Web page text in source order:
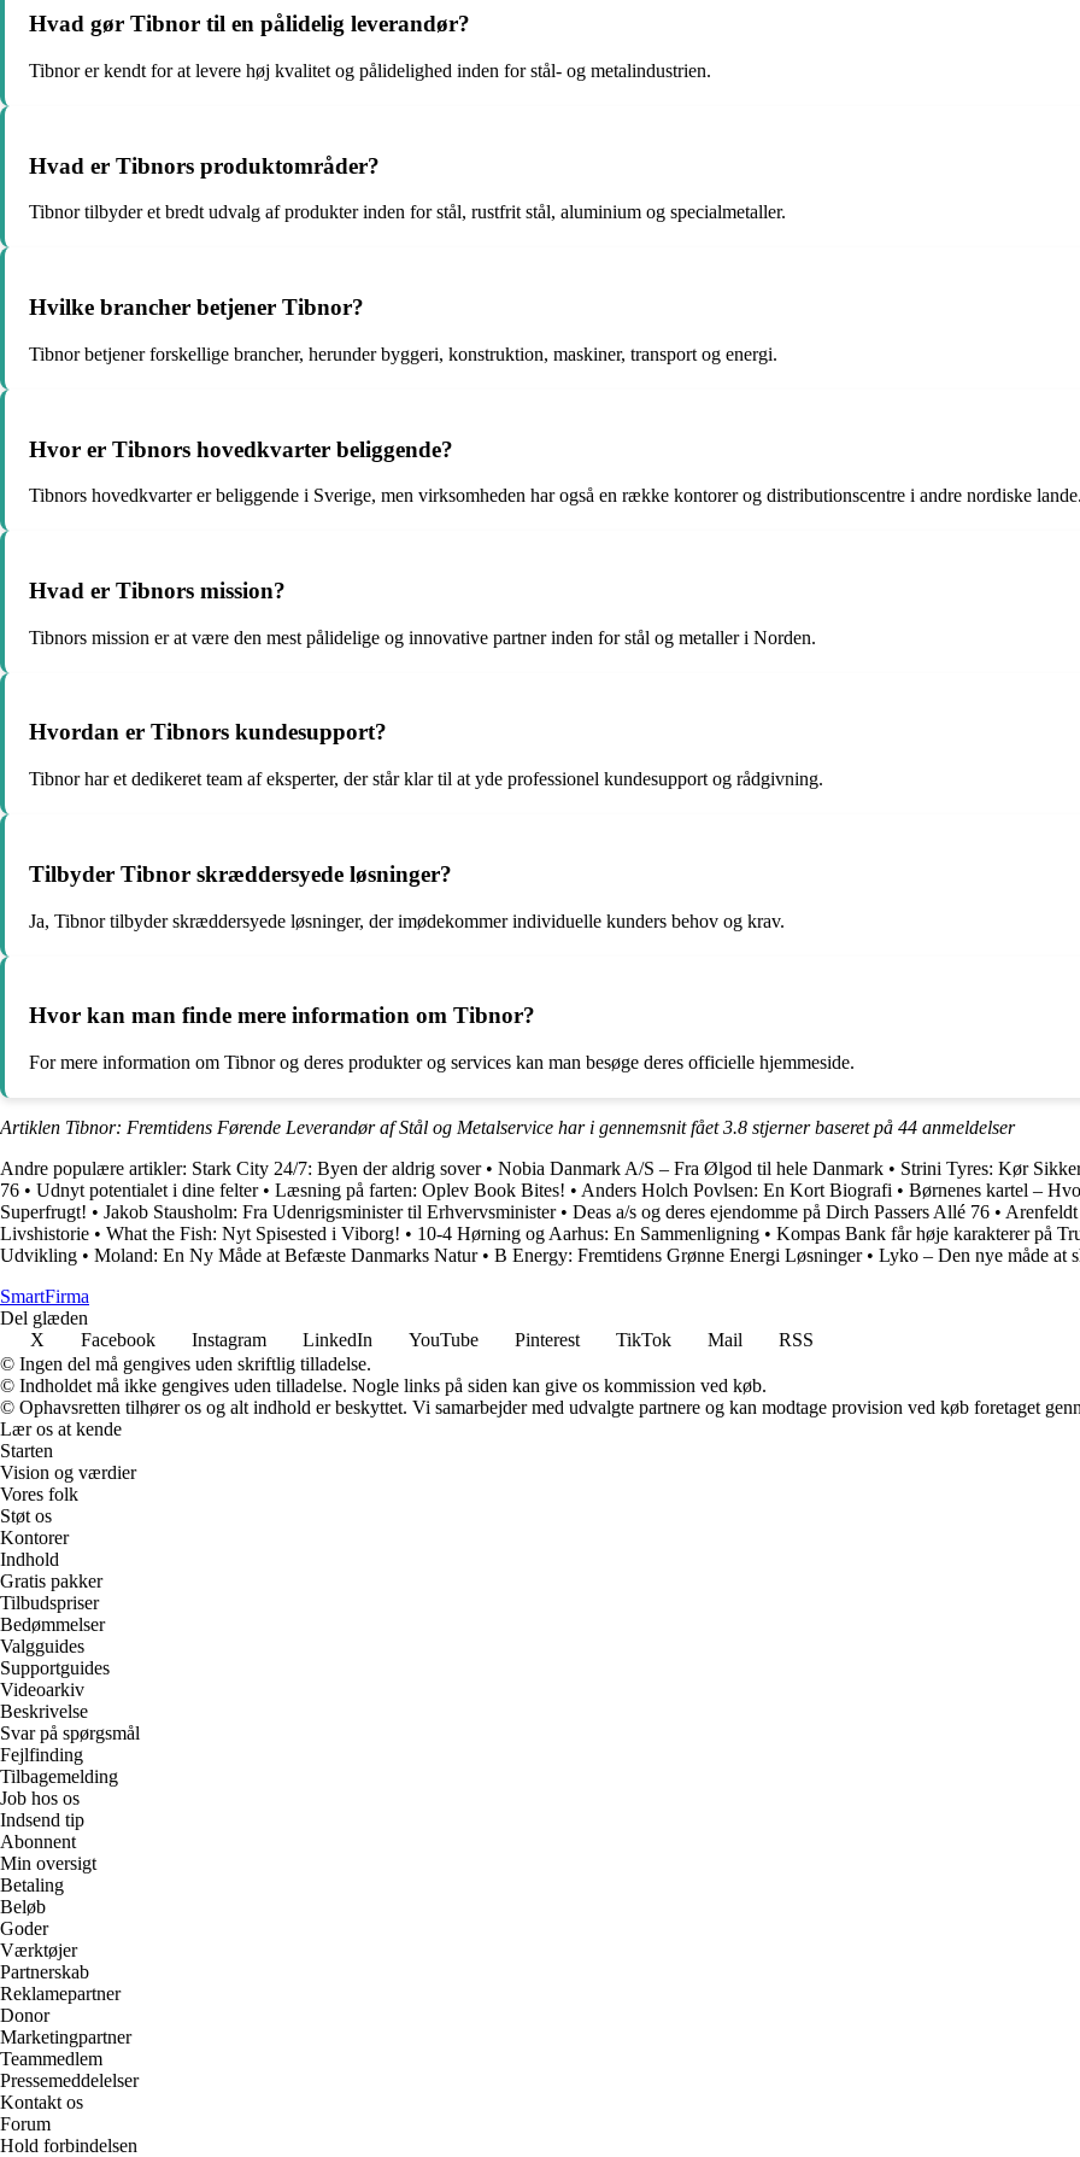
Hvad gør Tibnor til en pålidelig leverandør?
Tibnor er kendt for at levere høj kvalitet og pålidelighed inden for stål- og metalindustrien.
Hvad er Tibnors produktområder?
Tibnor tilbyder et bredt udvalg af produkter inden for stål, rustfrit stål, aluminium og specialmetaller.
Hvilke brancher betjener Tibnor?
Tibnor betjener forskellige brancher, herunder byggeri, konstruktion, maskiner, transport og energi.
Hvor er Tibnors hovedkvarter beliggende?
Tibnors hovedkvarter er beliggende i Sverige, men virksomheden har også en række kontorer og distributionscentre i andre nordiske
Hvad er Tibnors mission?
Tibnors mission er at være den mest pålidelige og innovative partner inden for stål og metaller i Norden.
Hvordan er Tibnors kundesupport?
Tibnor har et dedikeret team af eksperter, der står klar til at yde professionel kundesupport og rådgivning.
Tilbyder Tibnor skræddersyede løsninger?
Ja, Tibnor tilbyder skræddersyede løsninger, der imødekommer individuelle kunders behov og krav.
Hvor kan man finde mere information om Tibnor?
For mere information om Tibnor og deres produkter og services kan man besøge deres officielle hjemmeside.
Artiklen Tibnor: Fremtidens Førende Leverandør af Stål og Metalservice har i gennemsnit fået3.8 stjerner baseret på 44 anmeldelser
Andre populære artikler: Stark City 24/7: Byen der aldrig sover• Nobia Danmark A/S – Fra Ølgod til hele Danmark • Strini Tyres: Kør
76 • Udnyt potentialet i dine felter• Læsning på farten: Oplev Book Bites! • Anders Holch Povlsen: En Kort Biografi • Børnenes kartel –
Superfrugt! • Jakob Stausholm: Fra Udenrigsminister til Erhvervsminister• Deas a/s og deres ejendomme på Dirch Passers Allé 76 •
Livshistorie • What the Fish: Nyt Spisested i Viborg! • 10-4 Hørning og Aarhus: En Sammenligning • Kompas Bank får høje karakterer på
Udvikling • Moland: En Ny Måde at Befæste Danmarks Natur• B Energy: Fremtidens Grønne Energi Løsninger• Lyko – Den nye måde at
SmartFirma
Del glæden
X
Facebook Instagram LinkedIn YouTube Pinterest TikTok Mail
RSS
© Ingen del må gengives uden skriftlig tilladelse.
© Indholdet må ikke gengives uden tilladelse. Nogle links på siden kan give os kommission ved køb.
© Ophavsretten tilhører os og alt indhold er beskyttet. Vi samarbejder med udvalgte partnere og kan modtage provision ved køb foretaget
Lær os at kende
Starten
Vision og værdier
Vores folk
Støt os
Kontorer
Indhold
Gratis pakker
Tilbudspriser
Bedømmelser
Valgguides
Supportguides
Videoarkiv
Beskrivelse
Svar på spørgsmål
Fejlfinding
Tilbagemelding
Job hos os
Indsend tip
Abonnent
Min oversigt
Betaling
Beløb
Goder
Værktøjer
Partnerskab
Reklamepartner
Donor
Marketingpartner
Teammedlem
Pressemeddelelser
Kontakt os
Forum
Hold forbindelsen